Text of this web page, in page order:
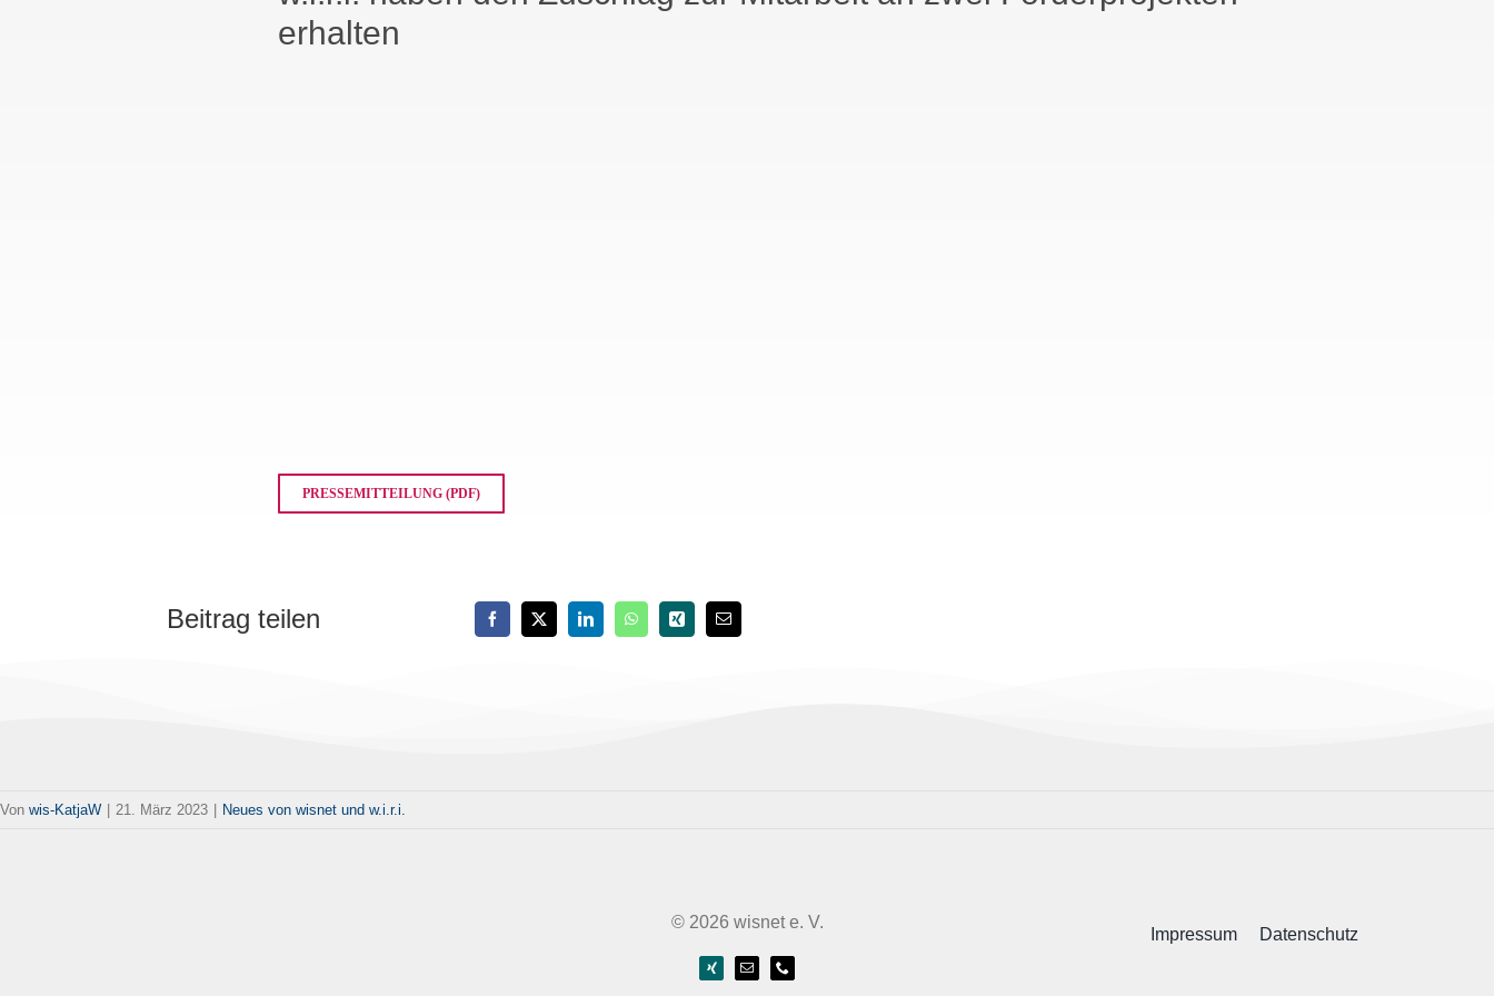
erhalten
PRESSEMITTEILUNG (PDF)
Beitrag teilen
Von wis-KatjaW 21. März 2023 Neues von wisnet und w.i.r.i.
© 2026 wisnet e. V.
Impressum Datenschutz